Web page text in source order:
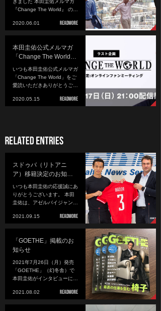
きました 本田圭佑メルマガ
『Change The World』 の…
2020.06.01
本田圭佑公式メルマガ
「Change The World…
いつも本田圭佑公式メルマガ
「Change The World」をご
愛読いただきありがとうご…
2020.05.15
スドゥバ（リトアニ
ア）移籍決定のお知…
いつも本田圭佑の応援誠にあ
りがとうございます。 本田
圭佑は、アゼルバイジャン…
2021.09.15
「GOETHE」掲載のお
知らせ
2021年7月26日（月）発売
「GOETHE」（幻冬舎）で
本田圭佑がインタビューに…
2021.08.02